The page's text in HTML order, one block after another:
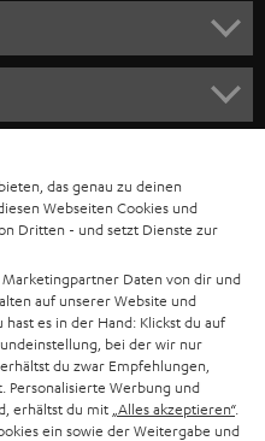
das genau zu deinen
Webseiten Cookies und
Dritten - und setzt Dienste zur
Daten von dir und
auf unserer Website und
es in der Hand: Klickst du auf
bei der wir nur
du zwar Empfehlungen,
Personalisierte Werbung und
erhältst du mit „Alles akzeptieren“.
ein sowie der Weitergabe und